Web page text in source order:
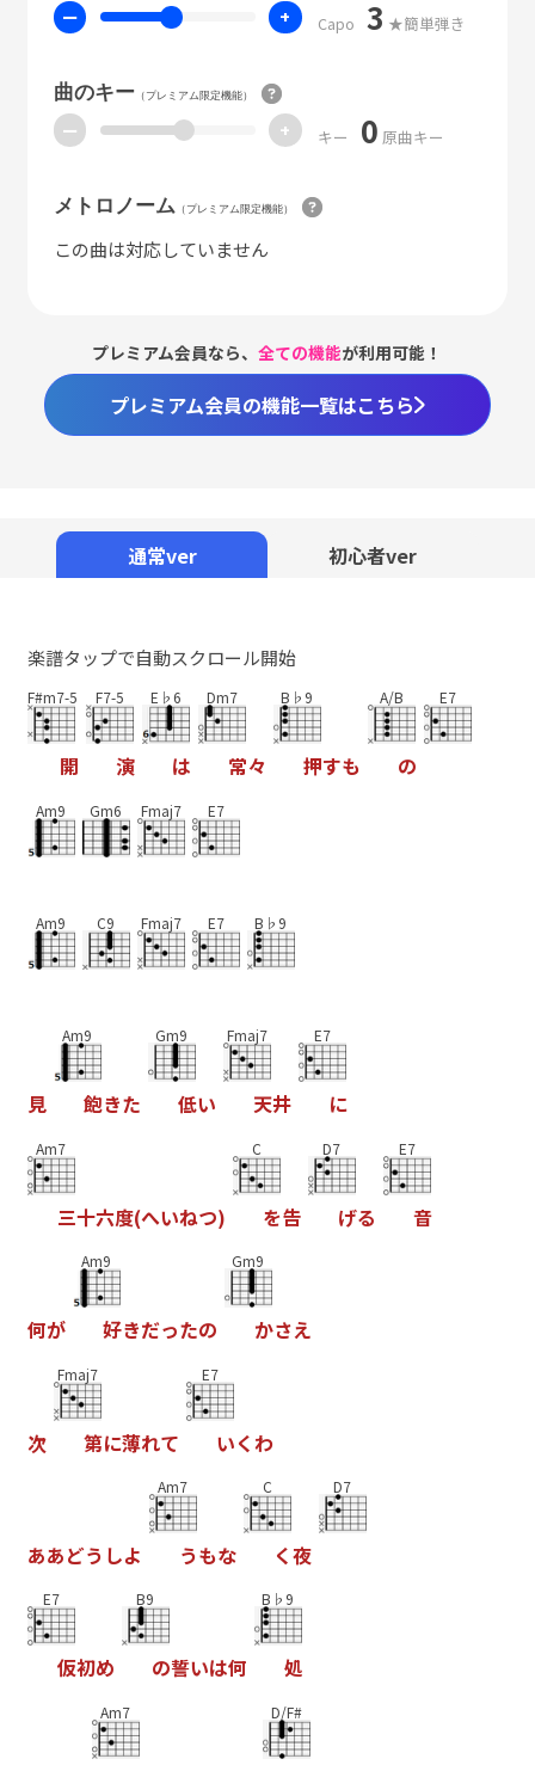
ー + Capo 3 ★簡単弾き
曲のキー（プレミアム限定機能）
ー + キー 0 原曲キー
メトロノーム （プレミアム限定機能）
この曲は対応していません
プレミアム会員なら、全ての機能が利用可能！
プレミアム会員の機能一覧はこちら
通常ver 初心者ver
楽譜タップで自動スクロール開始
F#m7-5
開
F7-5
演
E♭6
は
Dm7
常々
B♭9
押すも
A/B
の
E7
Am9 Gm6 Fmaj7 E7
Am9 C9 Fmaj7 E7 B♭9
見
Am9
飽きた
Gm9
低い
Fmaj7
天井
E7
に
Am7
三十六度(へいねつ)
C
を告
D7
げる
E7
音
何が
Am9
好きだったの
Gm9
かさえ
次
Fmaj7
第に薄れて
E7
いくわ
ああどう しよ
Am7
うもな
C
く夜
D7
E7
仮初め
B9
の誓いは何
B♭9
処
Am7 D/F#